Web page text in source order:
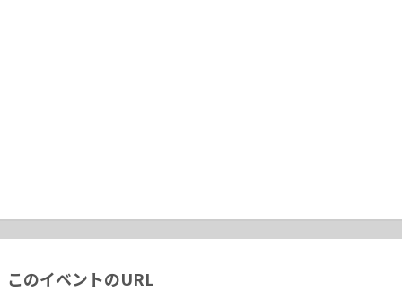
このイベントのURL